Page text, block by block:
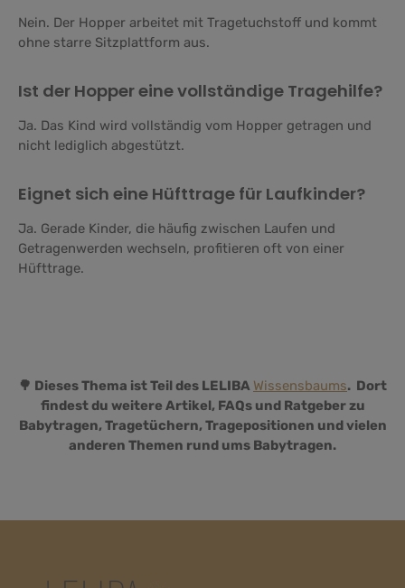
Nein. Der Hopper arbeitet mit Tragetuchstoff und kommt
ohne starre Sitzplattform aus.
Ist der Hopper eine vollständige Tragehilfe?
Ja. Das Kind wird vollständig vom Hopper getragen und
nicht lediglich abgestützt.
Eignet sich eine Hüfttrage für Laufkinder?
Ja. Gerade Kinder, die häufig zwischen Laufen und
Getragenwerden wechseln, profitieren oft von einer
Hüfttrage.
🌳 Dieses Thema ist Teil des LELIBA Wissensbaums. Dort
findest du weitere Artikel, FAQs und Ratgeber zu
Babytragen, Tragetüchern, Tragepositionen und vielen
anderen Themen rund ums Babytragen.